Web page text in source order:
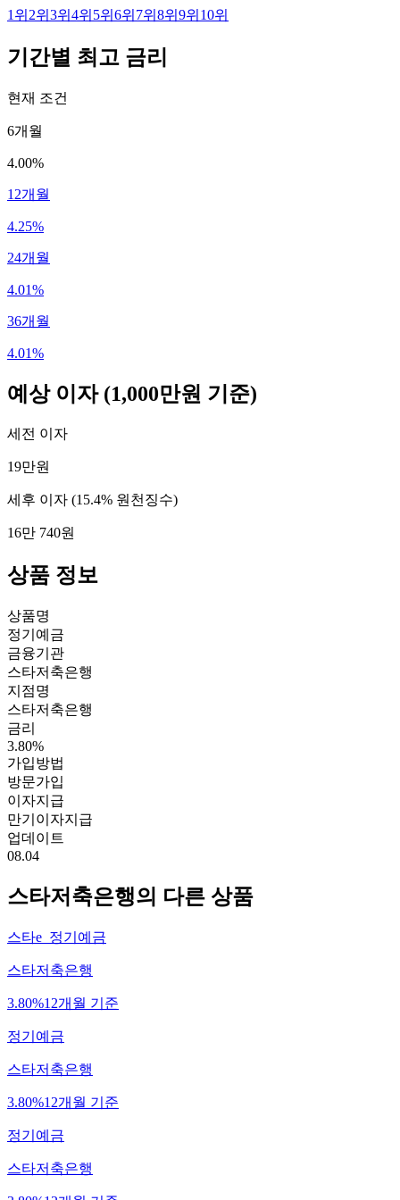
1 위 2위 3위 4위 5위 6위 7위 8위 9위 10위
기간별 최고 금리
현재 조건
6개월
4.00%
12개월
4.25%
24개월
4.01%
36개월
4.01%
예상 이자 (1,000만원 기준)
세전 이자
19만원
세후 이자 (15.4% 원천징수)
16만 740원
상품 정보
상품명
정기예금
금융기관
스타저축은행
지점명
스타저축은행
금리
3.80%
가입방법
방문가입
이자지급
만기이자지급
업데이트
08.04
스타저축은행의 다른 상품
스타e_정기예금
스타저축은행
3.80%12개월 기준
정기예금
스타저축은행
3.80%12개월 기준
정기예금
스타저축은행